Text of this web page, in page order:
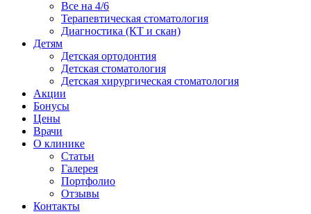
Все на 4/6
Терапевтическая стоматология
Диагностика (КТ и скан)
Детям
Детская ортодонтия
Детская стоматология
Детская хирургическая стоматология
Акции
Бонусы
Цены
Врачи
О клинике
Статьи
Галерея
Портфолио
Отзывы
Контакты